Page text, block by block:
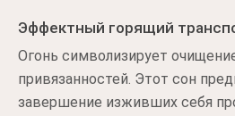
Эффектный горящий
Огонь символизирует
привязанностей. Этот сон
завершение изживших себя